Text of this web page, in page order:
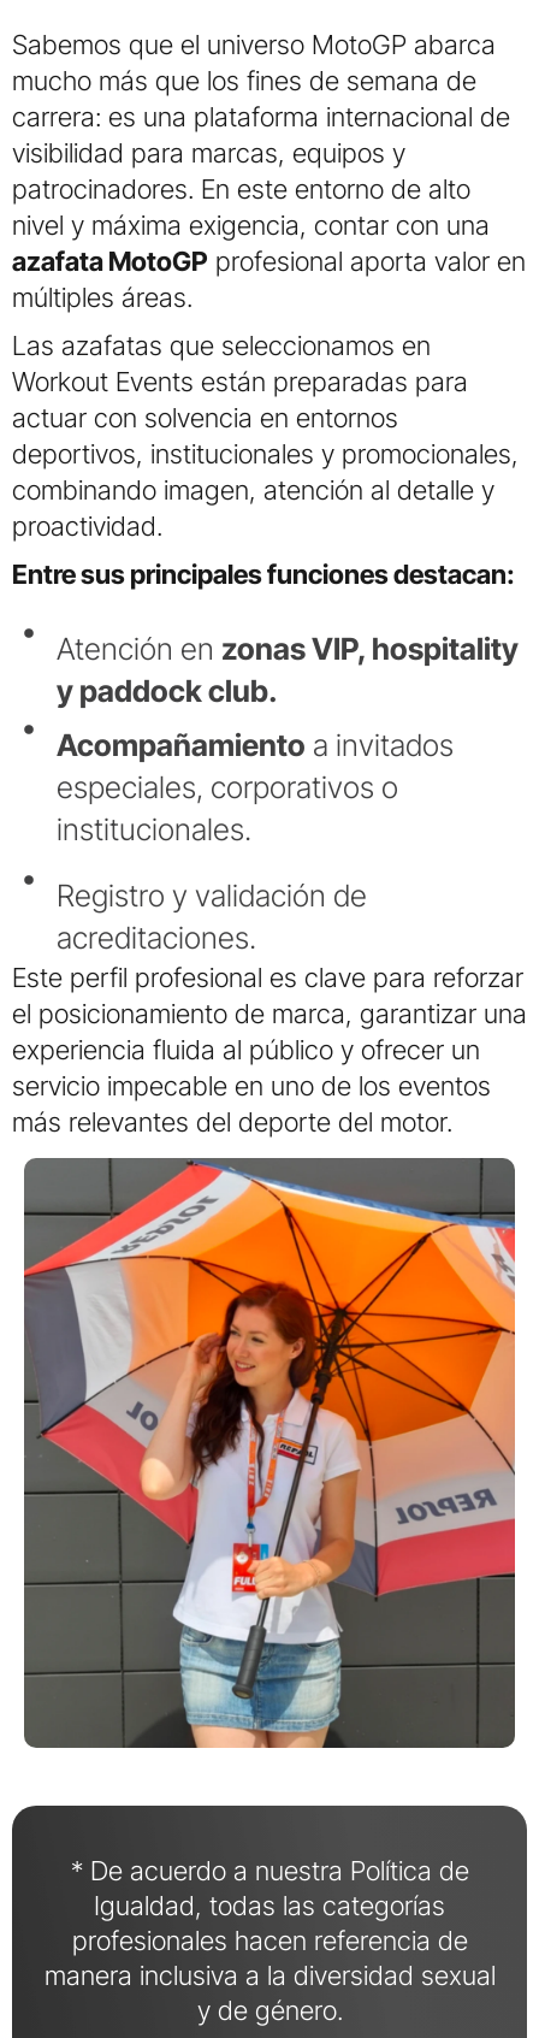
Sabemos que el universo MotoGP abarca
mucho más que los fines de semana de
carrera: es una plataforma internacional de
visibilidad para marcas, equipos y
patrocinadores. En este entorno de alto
nivel y máxima exigencia, contar con una
azafata MotoGP profesional aporta valor en
múltiples áreas.
Las azafatas que seleccionamos en
Workout Events están preparadas para
actuar con solvencia en entornos
deportivos, institucionales y promocionales,
combinando imagen, atención al detalle y
proactividad.
Entre sus principales funciones destacan:
Atención en zonas VIP, hospitality
y paddock club.
Acompañamiento a invitados
especiales, corporativos o
institucionales.
Registro y validación de
acreditaciones.
Este perfil profesional es clave para reforzar
el posicionamiento de marca, garantizar una
experiencia fluida al público y ofrecer un
servicio impecable en uno de los eventos
más relevantes del deporte del motor.
* De acuerdo a nuestra Política de
Igualdad, todas las categorías
profesionales hacen referencia de
manera inclusiva a la diversidad sexual
y de género.